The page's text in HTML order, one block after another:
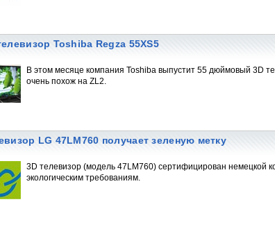
Toshiba Regza 55XS5
В этом месяце компания Toshiba выпустит 55 дюймовый 3D
очень похож на ZL2.
LG 47LM760 получает зеленую метку
3D телевизор (модель 47LM760) сертифицирован немецкой
экологическим требованиям.